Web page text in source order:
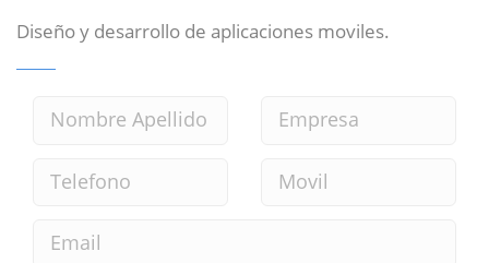
Diseño y desarrollo de aplicaciones moviles.